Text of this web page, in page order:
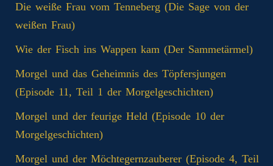
Die weiße Frau vom Tenneberg (Die Sage von der
weißen Frau)
Wie der Fisch ins Wappen kam (Der Sammetärmel)
Morgel und das Geheimnis des Töpfersjungen
(Episode 11, Teil 1 der Morgelgeschichten)
Morgel und der feurige Held (Episode 10 der
Morgelgeschichten)
Morgel und der Möchtegernzauberer (Episode 4, Teil